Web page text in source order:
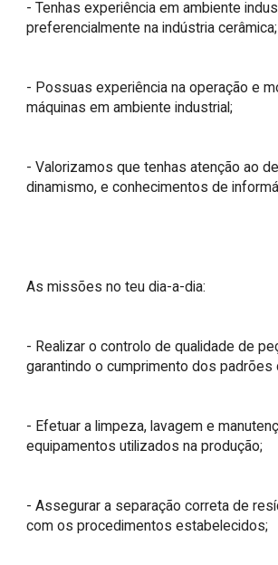
- Tenhas experiência em ambiente
preferencialmente na indústria cerâmica;
- Possuas experiência na operação e
máquinas em ambiente industrial;
- Valorizamos que tenhas atenção ao
dinamismo, e conhecimentos de
As missões no teu dia-a-dia:
- Realizar o controlo de qualidade de
garantindo o cumprimento dos padrões
- Efetuar a limpeza, lavagem e
equipamentos utilizados na produção;
- Assegurar a separação correta de
com os procedimentos estabelecidos;